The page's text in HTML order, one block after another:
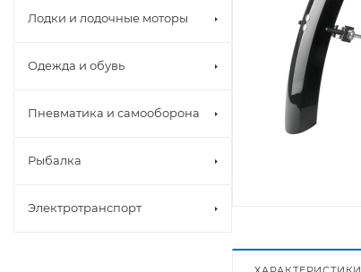
Лодки и лодочные моторы
Одежда и обувь
Пневматика и самооборона
Рыбалка
Электротранспорт